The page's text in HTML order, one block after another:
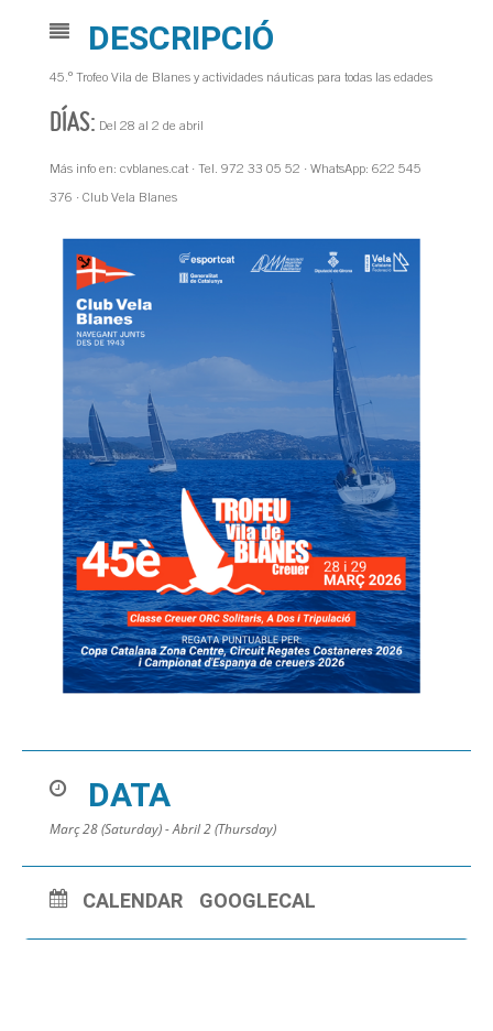
DESCRIPCIÓ
45.º Trofeo Vila de Blanes y actividades náuticas para todas las edades
DÍAS: Del 28 al 2 de abril
Más info en: cvblanes.cat · Tel. 972 33 05 52 · WhatsApp: 622 545
376 · Club Vela Blanes
DATA
Març 28 (Saturday) - Abril 2 (Thursday)
CALENDAR GOOGLECAL